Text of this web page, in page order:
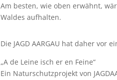
Am besten, wie oben erwähnt,
Waldes aufhalten.
Die JAGD AARGAU hat daher vor
„A de Leine isch er en Feine“
Ein Naturschutzprojekt von